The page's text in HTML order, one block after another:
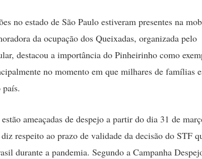
no estado de São Paulo estiveram presentes na
da ocupação dos Queixadas, organizada pelo
destacou a importância do Pinheirinho como
no momento em que milhares de famílias
país.
ameaçadas de despejo a partir do dia 31 de
respeito ao prazo de validade da decisão do STF
durante a pandemia. Segundo a Campanha